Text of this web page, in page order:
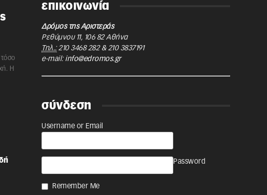
τόσο
Η
επικοινωνία
Δρόμος της Αριστεράς
Ρεθύμνου 11, 106 82 Αθήνα
Τηλ.: 210 3468 282& 210 3837191
e-mail: info@edromos.gr
σύνδεση
Username or Email
Password
Remember Me